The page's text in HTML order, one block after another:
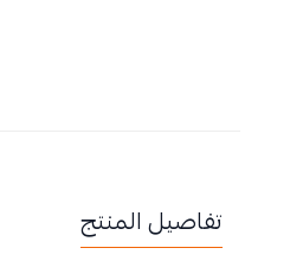
تفاصيل المنتج